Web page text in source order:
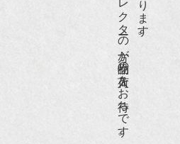
愛好家やコレクターの方が品物の入荷をお待ちです。